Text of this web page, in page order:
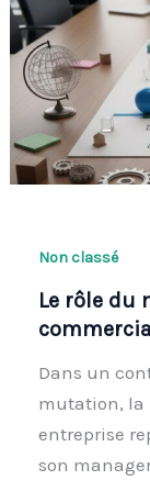
Non classé
Le rôle du
Dans un
mutation, la
entreprise
son